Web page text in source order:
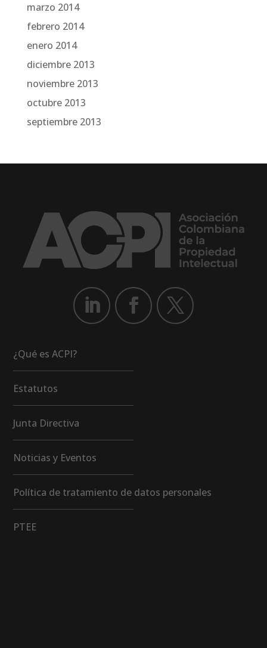
marzo 2014
febrero 2014
enero 2014
diciembre 2013
noviembre 2013
octubre 2013
septiembre 2013
¿Qué es ACPI?
Estatutos
Junta Directiva
Noticias y Eventos
Política de tratamiento de datos personales
PTEE